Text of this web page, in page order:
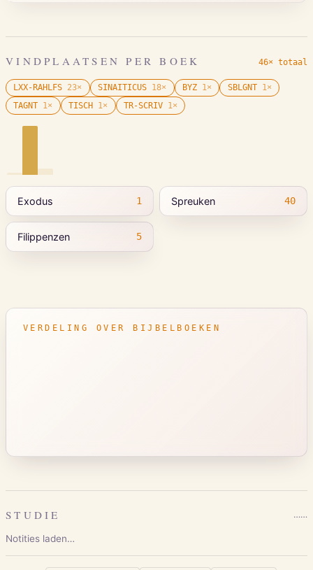
VINDPLAATSEN PER BOEK 46× totaal
LXX-RAHLFS 23× SINAITICUS 18× BYZ 1× SBLGNT 1×
TAGNT 1× TISCH 1× TR-SCRIV 1×
Exodus 1 Spreuken 40
Filippenzen 5
VERDELING OVER BIJBELBOEKEN
STUDIE ……
Notities laden…